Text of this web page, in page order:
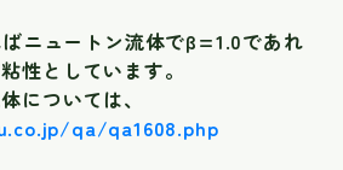
ニュートン流体でβ=1.0であれ
性としています。
については、
qa/qa1608.php